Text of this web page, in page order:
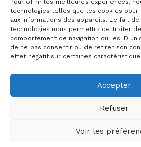
Pour offrir les meilleures expériences,
technologies telles que les cookies
aux informations des appareils. Le fait
technologies nous permettra de traiter
comportement de navigation ou les ID
de ne pas consentir ou de retirer son
effet négatif sur certaines
Accepter
Refuser
Voir les
✉ contact@crige-paca.org
Mentions
RGPD
Copyright